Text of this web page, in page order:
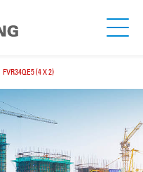
FVR34QE5 (4 X 2)